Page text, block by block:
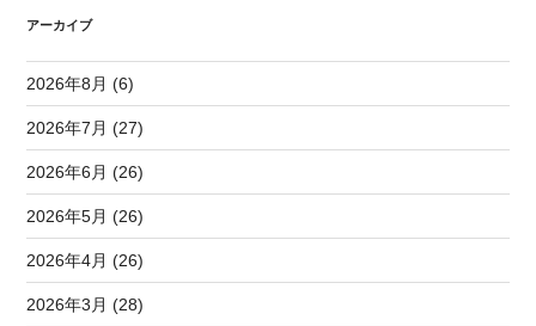
アーカイブ
2026年8月 (6)
2026年7月 (27)
2026年6月 (26)
2026年5月 (26)
2026年4月 (26)
2026年3月 (28)